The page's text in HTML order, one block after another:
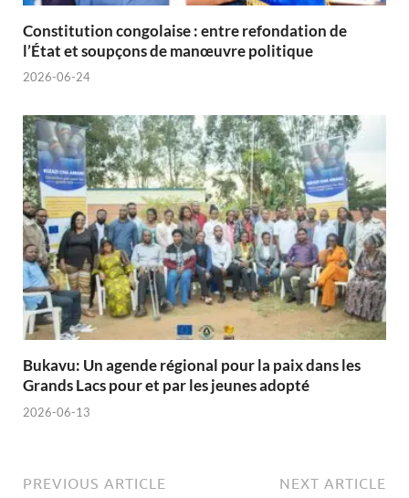
Constitution congolaise : entre refondation de
l’État et soupçons de manœuvre politique
2026-06-24
Bukavu: Un agende régional pour la paix dans les
Grands Lacs pour et par les jeunes adopté
2026-06-13
PREVIOUS ARTICLE NEXT ARTICLE